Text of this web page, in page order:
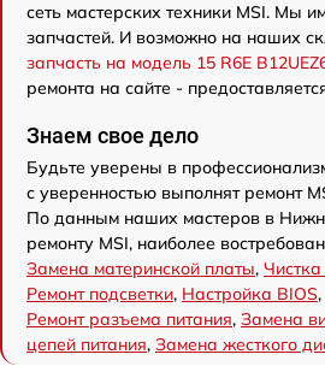
сеть мастерских техники MSI. Мы
запчастей. И возможно на наших
запчасть на модель 15 R6E
ремонта на сайте -
Знаем свое дело
Будьте уверены в
с уверенностью выполнят ремонт
По данным наших мастеров в
ремонту MSI, наиболее
Замена материнской платы,
Ремонт подсветки, Настройка BIOS,
Ремонт разъема питания, Замена
цепей питания, Замена жесткого